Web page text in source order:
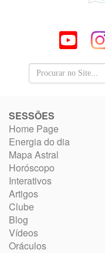
SESSÕES
Home Page
Energia do dia
Mapa Astral
Horóscopo
Interativos
Artigos
Clube
Blog
Vídeos
Oráculos